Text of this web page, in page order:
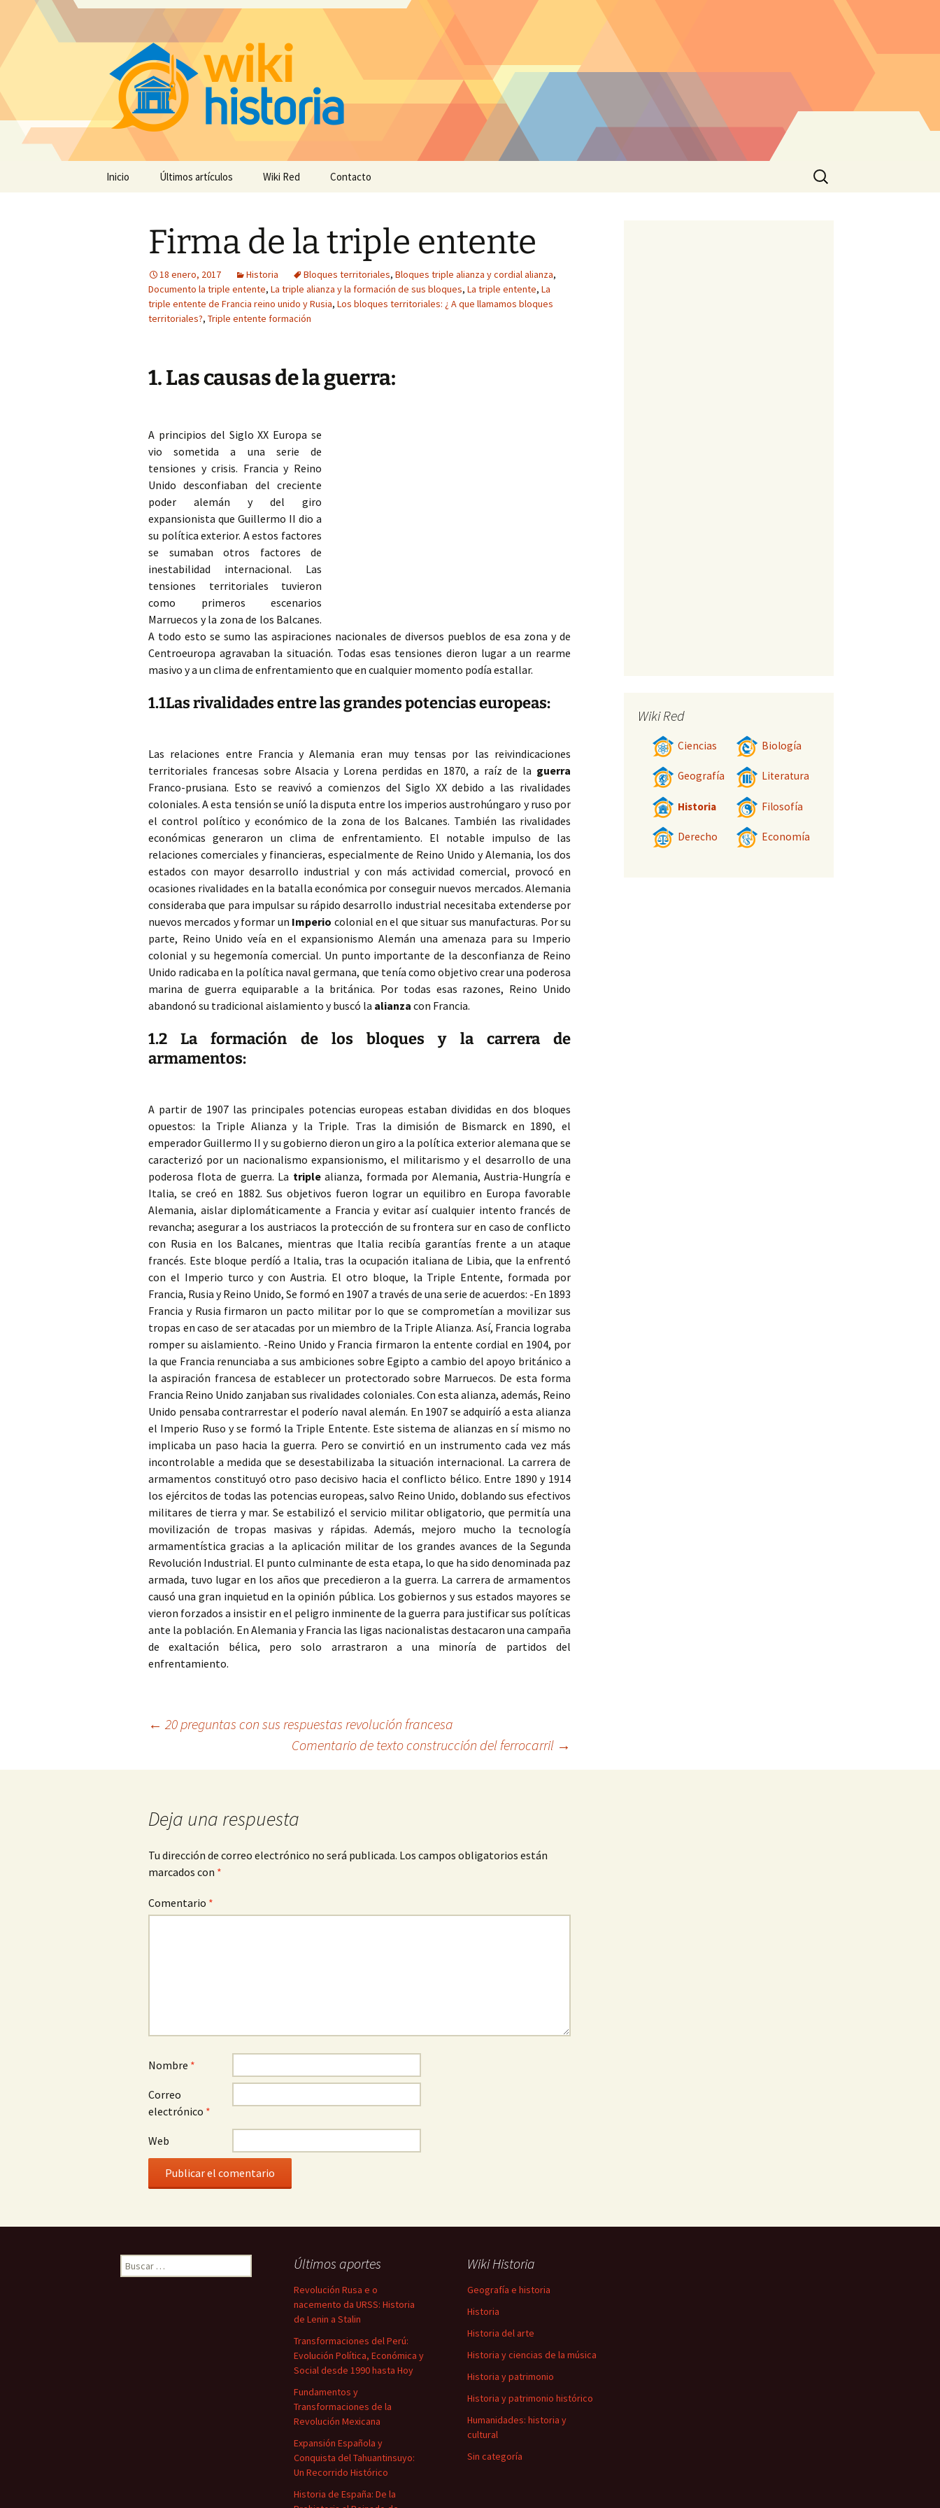
Inicio Últimos artículos Wiki Red Contacto
Buscar:
Firma de la triple entente
18 enero, 2017 Historia Bloques territoriales, Bloques triple alianza y cordial alianza,
Documento la triple entente, La triple alianza y la formación de sus bloques, La triple entente, La
triple entente de Francia reino unido y Rusia, Los bloques territoriales: ¿ A que llamamos bloques
territoriales?, Triple entente formación
1. Las causas de la guerra:
A principios del Siglo XX Europa se
vio sometida a una serie de
tensiones y crisis. Francia y Reino
Unido desconfiaban del creciente
poder alemán y del giro
expansionista que Guillermo II dio a
su política exterior. A estos factores
se sumaban otros factores de
inestabilidad internacional. Las
tensiones territoriales tuvieron
como primeros escenarios
Marruecos y la zona de los Balcanes.
A todo esto se sumo las aspiraciones nacionales de diversos pueblos de esa zona y de
Centroeuropa agravaban la situación. Todas esas tensiones dieron lugar a un rearme
masivo y a un clima de enfrentamiento que en cualquier momento podía estallar.
1.1Las rivalidades entre las grandes potencias europeas:
Las relaciones entre Francia y Alemania eran muy tensas por las reivindicaciones
territoriales francesas sobre Alsacia y Lorena perdidas en 1870, a raíz de la guerra
Franco-prusiana. Esto se reavivó a comienzos del Siglo XX debido a las rivalidades
coloniales. A esta tensión se uníó la disputa entre los imperios austrohúngaro y ruso por
el control político y económico de la zona de los Balcanes. También las rivalidades
económicas generaron un clima de enfrentamiento. El notable impulso de las
relaciones comerciales y financieras, especialmente de Reino Unido y Alemania, los dos
estados con mayor desarrollo industrial y con más actividad comercial, provocó en
ocasiones rivalidades en la batalla económica por conseguir nuevos mercados. Alemania
consideraba que para impulsar su rápido desarrollo industrial necesitaba extenderse por
nuevos mercados y formar un Imperio colonial en el que situar sus manufacturas. Por su
parte, Reino Unido veía en el expansionismo Alemán una amenaza para su Imperio
colonial y su hegemonía comercial. Un punto importante de la desconfianza de Reino
Unido radicaba en la política naval germana, que tenía como objetivo crear una poderosa
marina de guerra equiparable a la británica. Por todas esas razones, Reino Unido
abandonó su tradicional aislamiento y buscó la alianza con Francia.
1.2 La formación de los bloques y la carrera de
armamentos:
A partir de 1907 las principales potencias europeas estaban divididas en dos bloques
opuestos: la Triple Alianza y la Triple. Tras la dimisión de Bismarck en 1890, el
emperador Guillermo II y su gobierno dieron un giro a la política exterior alemana que se
caracterizó por un nacionalismo expansionismo, el militarismo y el desarrollo de una
poderosa flota de guerra. La triplealianza, formada por Alemania, Austria-Hungría e
Italia, se creó en 1882. Sus objetivos fueron lograr un equilibro en Europa favorable
Alemania, aislar diplomáticamente a Francia y evitar así cualquier intento francés de
revancha; asegurar a los austriacos la protección de su frontera sur en caso de conflicto
con Rusia en los Balcanes, mientras que Italia recibía garantías frente a un ataque
francés. Este bloque perdíó a Italia, tras la ocupación italiana de Libia, que la enfrentó
con el Imperio turco y con Austria. El otro bloque, la Triple Entente, formada por
Francia, Rusia y Reino Unido, Se formó en 1907 a través de una serie de acuerdos: -En 1893
Francia y Rusia firmaron un pacto militar por lo que se comprometían a movilizar sus
tropas en caso de ser atacadas por un miembro de la Triple Alianza. Así, Francia lograba
romper su aislamiento. -Reino Unido y Francia firmaron la entente cordial en 1904, por
la que Francia renunciaba a sus ambiciones sobre Egipto a cambio del apoyo británico a
la aspiración francesa de establecer un protectorado sobre Marruecos. De esta forma
Francia Reino Unido zanjaban sus rivalidades coloniales. Con esta alianza, además, Reino
Unido pensaba contrarrestar el poderío naval alemán. En 1907 se adquiríó a esta alianza
el Imperio Ruso y se formó la Triple Entente. Este sistema de alianzas en sí mismo no
implicaba un paso hacia la guerra. Pero se convirtió en un instrumento cada vez más
incontrolable a medida que se desestabilizaba la situación internacional. La carrera de
armamentos constituyó otro paso decisivo hacia el conflicto bélico. Entre 1890 y 1914
los ejércitos de todas las potencias europeas, salvo Reino Unido, doblando sus efectivos
militares de tierra y mar. Se estabilizó el servicio militar obligatorio, que permitía una
movilización de tropas masivas y rápidas. Además, mejoro mucho la tecnología
armamentística gracias a la aplicación militar de los grandes avances de la Segunda
Revolución Industrial. El punto culminante de esta etapa, lo que ha sido denominada paz
armada, tuvo lugar en los años que precedieron a la guerra. La carrera de armamentos
causó una gran inquietud en la opinión pública. Los gobiernos y sus estados mayores se
vieron forzados a insistir en el peligro inminente de la guerra para justificar sus políticas
ante la población. En Alemania y Francia las ligas nacionalistas destacaron una campaña
de exaltación bélica, pero solo arrastraron a una minoría de partidos del
enfrentamiento.
Navegación
de
← 20 preguntas con sus respuestas revolución francesa
Comentario de texto construcción del ferrocarril →
Deja una respuesta
Tu dirección de correo electrónico no será publicada. Los campos obligatorios están
marcados con *
Comentario *
Nombre *
Correo
electrónico *
Web
Wiki Red
Ciencias Biología
Geografía Literatura
Historia Filosofía
Derecho Economía
Buscar: Últimos aportes
Revolución Rusa e o
nacemento da URSS: Historia
de Lenin a Stalin
Transformaciones del Perú:
Evolución Política, Económica y
Social desde 1990 hasta Hoy
Fundamentos y
Transformaciones de la
Revolución Mexicana
Expansión Española y
Conquista del Tahuantinsuyo:
Un Recorrido Histórico
Historia de España: De la
Wiki Historia
Geografía e historia
Historia
Historia del arte
Historia y ciencias de la música
Historia y patrimonio
Historia y patrimonio histórico
Humanidades: historia y
cultural
Sin categoría